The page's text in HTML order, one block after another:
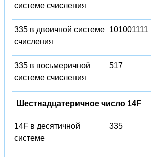
системе счисления
335 в двоичной системе
счисления
101001111
335 в восьмеричной
системе счисления
517
Шестнадцатеричное число 14F
14F в десятичной
системе
335